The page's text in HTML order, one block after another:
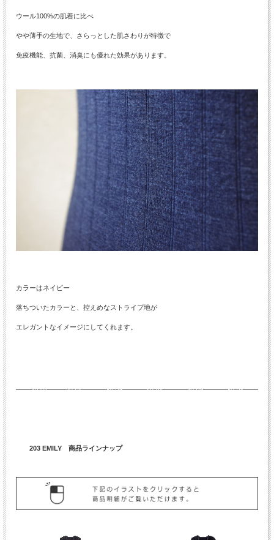
ウール100%の肌着に比べ
やや薄手の生地で、さらっとした肌さわりが特徴で
免疫機能、抗菌、消臭にも優れた効果があります。
カラーはネイビー
落ちついたカラーと、控えめなストライプ地が
エレガントなイメージにしてくれます。
203 EMILY 商品ラインナップ